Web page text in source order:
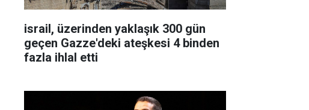
israil, üzerinden yaklaşık 300 gün
geçen Gazze'deki ateşkesi 4 binden
fazla ihlal etti